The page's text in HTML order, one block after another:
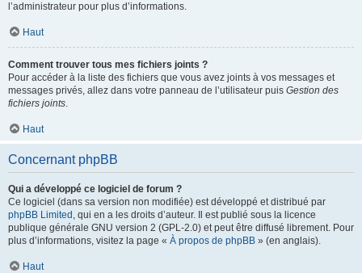
l’administrateur pour plus d’informations.
Haut
Comment trouver tous mes fichiers joints ?
Pour accéder à la liste des fichiers que vous avez joints à vos messages et
messages privés, allez dans votre panneau de l’utilisateur puis Gestion des
fichiers joints.
Haut
Concernant phpBB
Qui a développé ce logiciel de forum ?
Ce logiciel (dans sa version non modifiée) est développé et distribué par
phpBB Limited , qui en a les droits d’auteur. Il est publié sous la licence
publique générale GNU version 2 (GPL-2.0) et peut être diffusé librement. Pour
plus d’informations, visitez la page « À propos de phpBB » (en anglais).
Haut